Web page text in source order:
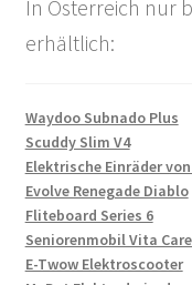
In Österreich nur
erhältlich:
Waydoo Subnado Plus
Scuddy Slim V4
Elektrische Einräder
Evolve Renegade Diablo
Fliteboard Series 6
Seniorenmobil Vita
E-Twow Elektroscooter